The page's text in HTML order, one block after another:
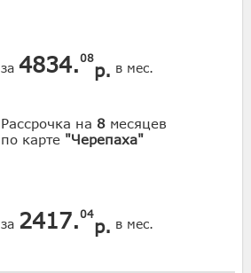
за 4834.08
р. в мес.
Рассрочка на 8 месяцев
по карте "Черепаха"
за 2417.04
р. в мес.